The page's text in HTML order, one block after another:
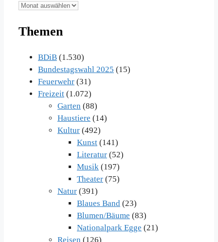
Unsere
im
Themen
BDiB (1.530)
Bundestagswahl 2025 (15)
Feuerwehr (31)
Freizeit (1.072)
Garten (88)
Haustiere (14)
Kultur (492)
Kunst (141)
Literatur (52)
Musik (197)
Theater (75)
Natur (391)
Blaues Band (23)
Blumen/Bäume (83)
Nationalpark Egge (21)
Reisen (126)